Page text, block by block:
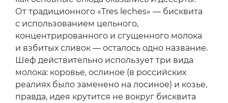
От традиционного «Tres leches» — бисквита
с использованием цельного,
концентрированного и сгущенного молока
и взбитых сливок — осталось одно название.
Шеф действительно использует три вида
молока: коровье, ослиное (в российских
реалиях было заменено на лосиное) и козье,
правда, идея крутится не вокруг бисквита